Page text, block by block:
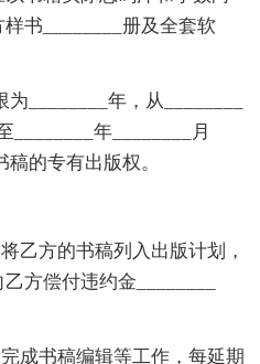
书________册及全套软
________年，从________
________年________月
稿的专有出版权。
乙方的书稿列入出版计划，
方偿付违约金________
成书稿编辑等工作，每延期